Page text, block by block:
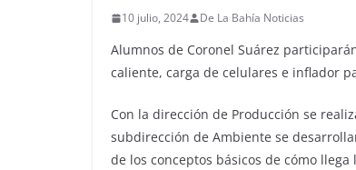
10 julio, 2024 De La Bahía Noticias
Alumnos de Coronel Suárez
caliente, carga de celulares e inflador
Con la dirección de Producción se
subdirección de Ambiente se
de los conceptos básicos de cómo